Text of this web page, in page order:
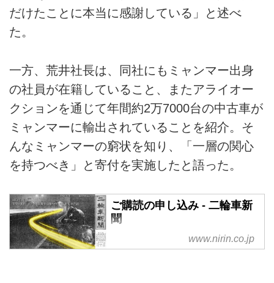
だけたことに本当に感謝している」と述べ
た。
一方、荒井社長は、同社にもミャンマー出身
の社員が在籍していること、またアライオー
クションを通じて年間約2万7000台の中古車が
ミャンマーに輸出されていることを紹介。そ
んなミャンマーの窮状を知り、「一層の関心
を持つべき」と寄付を実施したと語った。
ご購読の申し込み - 二輪車新
聞
www.nirin.co.jp